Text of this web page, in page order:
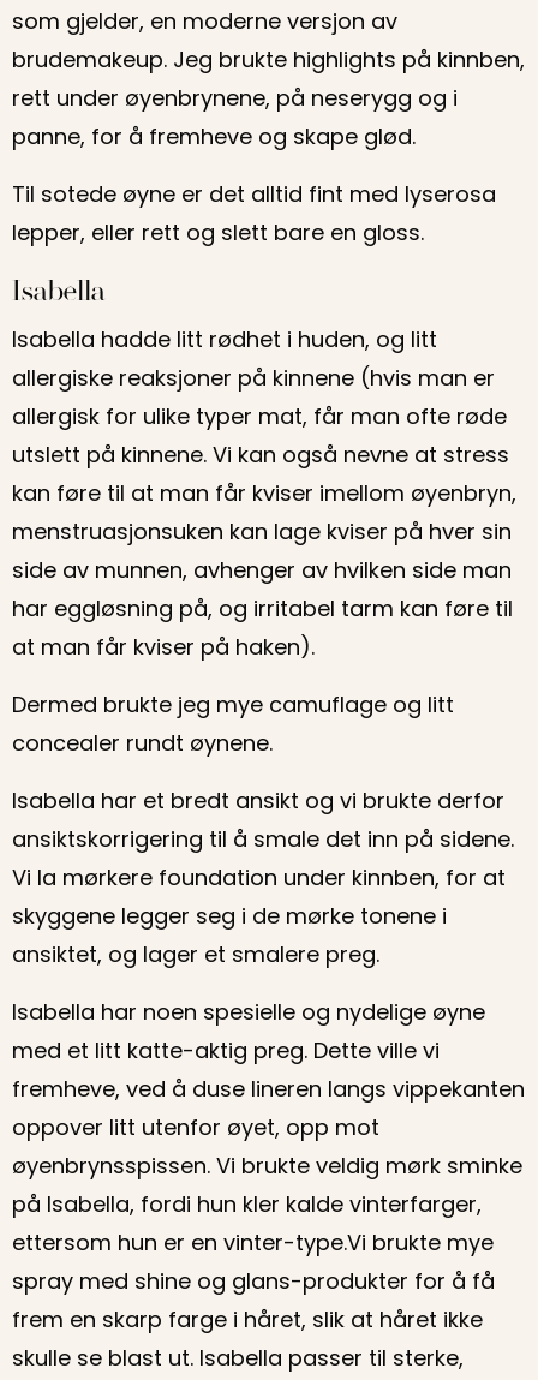
som gjelder, en moderne versjon av
brudemakeup. Jeg brukte highlights på kinnben,
rett under øyenbrynene, på neserygg og i
panne, for å fremheve og skape glød.
Til sotede øyne er det alltid fint med lyserosa
lepper, eller rett og slett bare en gloss.
Isabella
Isabella hadde litt rødhet i huden, og litt
allergiske reaksjoner på kinnene (hvis man er
allergisk for ulike typer mat, får man ofte røde
utslett på kinnene. Vi kan også nevne at stress
kan føre til at man får kviser imellom øyenbryn,
menstruasjonsuken kan lage kviser på hver sin
side av munnen, avhenger av hvilken side man
har eggløsning på, og irritabel tarm kan føre til
at man får kviser på haken).
Dermed brukte jeg mye camuflage og litt
concealer rundt øynene.
Isabella har et bredt ansikt og vi brukte derfor
ansiktskorrigering til å smale det inn på sidene.
Vi la mørkere foundation under kinnben, for at
skyggene legger seg i de mørke tonene i
ansiktet, og lager et smalere preg.
Isabella har noen spesielle og nydelige øyne
med et litt katte-aktig preg. Dette ville vi
fremheve, ved å duse lineren langs vippekanten
oppover litt utenfor øyet, opp mot
øyenbrynsspissen. Vi brukte veldig mørk sminke
på Isabella, fordi hun kler kalde vinterfarger,
ettersom hun er en vinter-type.Vi brukte mye
spray med shine og glans-produkter for å få
frem en skarp farge i håret, slik at håret ikke
skulle se blast ut. Isabella passer til sterke,